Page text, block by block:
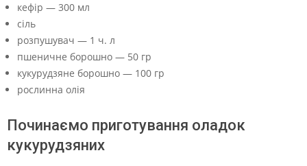
кефір — 300 мл
сіль
розпушувач — 1 ч. л
пшеничне борошно — 50 гр
кукурудзяне борошно — 100 гр
рослинна олія
Починаємо приготування оладок
кукурудзяних